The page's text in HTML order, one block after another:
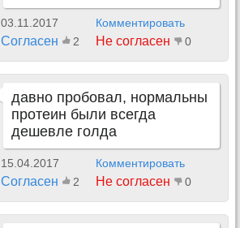
03.11.2017 Комментировать
Согласен 2 Не согласен 0
давно пробовал, нормальны
протеин были всегда
дешевле голда
15.04.2017 Комментировать
Согласен 2 Не согласен 0